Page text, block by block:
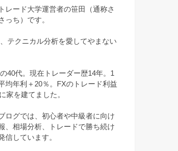
トレード大学運営者の笹田（通称さ
っち）です。
テクニカル分析を愛してやまない
40代。現在トレーダー歴14年。1
均年利＋20％。FXのトレード利益
家を建てました。
ログでは、初心者や中級者に向け
、相場分析、トレードで勝ち続け
信しています。